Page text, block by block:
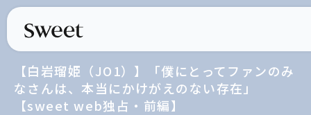
【白岩瑠姫（JO1）】「僕にとってファンのみ
なさんは、本当にかけがえのない存在」
【sweet web独占・前編】